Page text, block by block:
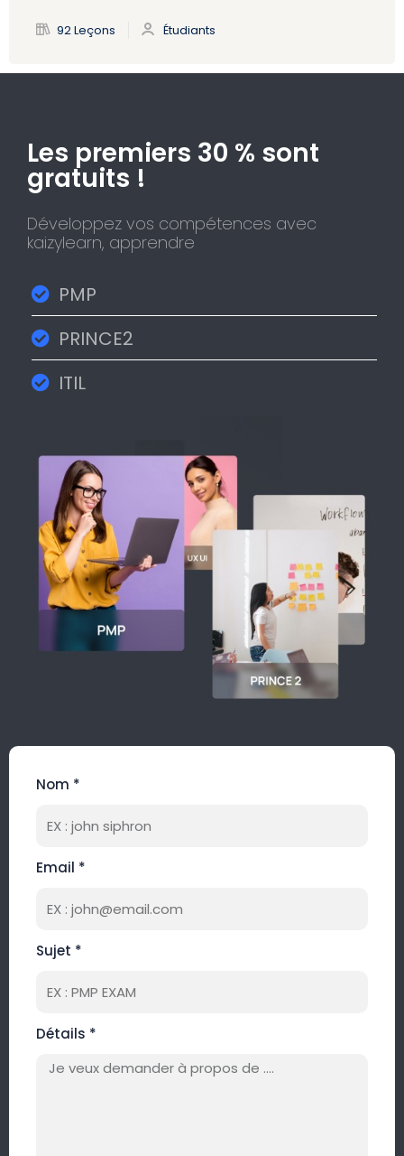
92 Leçons Étudiants
Les premiers 30 % sont
gratuits !​
Développez vos compétences avec
kaizylearn, apprendre
PMP
PRINCE2
ITIL
Nom *
Email *
Sujet *
Détails *